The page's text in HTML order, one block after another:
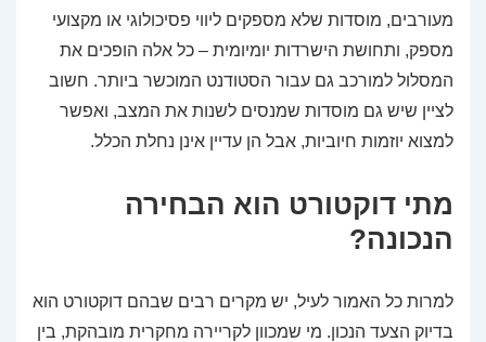
מעורבים, מוסדות שלא מספקים ליווי פסיכולוגי או מקצועי
מספק, ותחושת הישרדות יומיומית – כל אלה הופכים את
המסלול למורכב גם עבור הסטודנט המוכשר ביותר. חשוב
לציין שיש גם מוסדות שמנסים לשנות את המצב, ואפשר
למצוא יוזמות חיוביות, אבל הן עדיין אינן נחלת הכלל.
מתי דוקטורט הוא הבחירה
הנכונה?
למרות כל האמור לעיל, יש מקרים רבים שבהם דוקטורט הוא
בדיוק הצעד הנכון. מי שמכוון לקריירה מחקרית מובהקת, בין